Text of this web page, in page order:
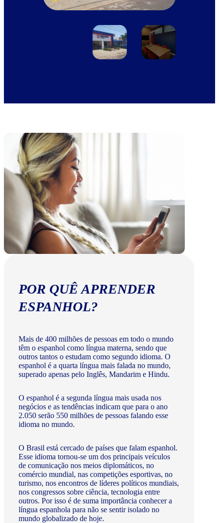
POR QUÊ APRENDER
ESPANHOL?
Mais de 400 milhões de pessoas em todo o mundo
têm o espanhol como língua materna, sendo que
outros tantos o estudam como segundo idioma. O
espanhol é a quarta língua mais falada no mundo,
superado apenas pelo Inglês, Mandarim e Hindu.
O espanhol é a segunda língua mais usada nos
negócios e as tendências indicam que para o ano
2.050 serão 550 milhões de pessoas falando esse
idioma no mundo.
O Brasil está cercado de países que falam espanhol.
Esse idioma tornou-se um dos principais veículos
de comunicação nos meios diplomáticos, no
comércio mundial, nas competições esportivas, no
turismo, nos encontros de líderes políticos mundiais,
nos congressos sobre ciência, tecnologia entre
outros. Por isso é de suma importância conhecer a
língua espanhola para não se sentir isolado no
mundo globalizado de hoje.